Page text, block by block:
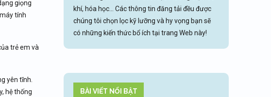
giọng
tính
trẻ em và
yên tĩnh.
hệ thống
khí, hóa học... Các thông tin đăng tải đều được
chúng tôi chọn lọc kỹ lưỡng và hy vọng bạn sẽ
có những kiến thức bổ ích tại trang Web này!
BÀI VIẾT NỔI BẬT